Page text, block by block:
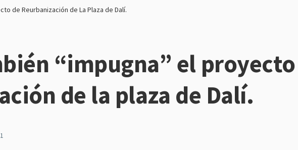
de Reurbanización de La Plaza de Dalí.
“impugna” el
de la plaza de Dalí.